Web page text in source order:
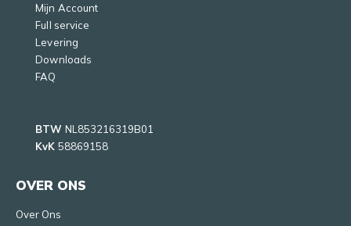
Mijn Account
Full service
Levering
Downloads
FAQ
BTW NL853216319B01
KvK 58869158
OVER ONS
Over Ons